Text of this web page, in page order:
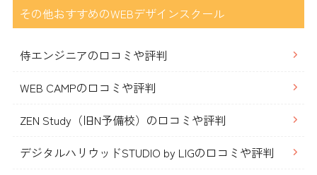
その他おすすめのWEBデザインスクール
侍エンジニアの口コミや評判
WEB CAMPの口コミや評判
ZEN Study（旧N予備校）の口コミや評判
デジタルハリウッドSTUDIO by LIGの口コミや評判